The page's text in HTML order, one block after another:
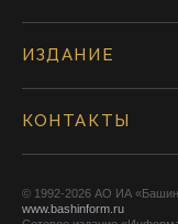
ИЗДАНИЕ
КОНТАКТЫ
© 1992-2026 АО ИА
www.bashinform.ru